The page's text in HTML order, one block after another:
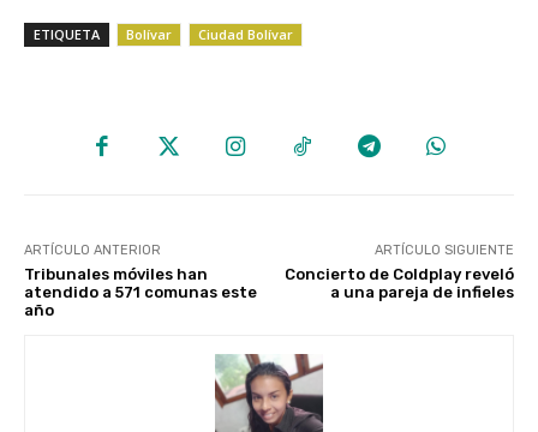
ETIQUETA Bolívar Ciudad Bolívar
ARTÍCULO ANTERIOR
Tribunales móviles han
atendido a 571 comunas este
año
ARTÍCULO SIGUIENTE
Concierto de Coldplay reveló
a una pareja de infieles